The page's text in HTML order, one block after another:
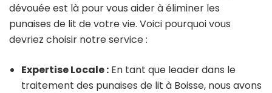
dévouée est là pour vous aider à éliminer les
punaises de lit de votre vie. Voici pourquoi vous
devriez choisir notre service :
Expertise Locale : En tant que leader dans le
traitement des punaises de lit à Boisse, nous avons